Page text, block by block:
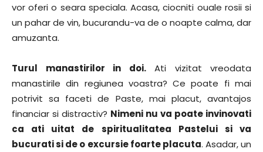
vor oferi o seara speciala. Acasa, ciocniti ouale rosii si
un pahar de vin, bucurandu-va de o noapte calma, dar
amuzanta.
Turul manastirilor in doi.Ati vizitat vreodata
manastirile din regiunea voastra? Ce poate fi mai
potrivit sa faceti de Paste, mai placut, avantajos
financiar si distractiv? Nimeni nu va poate invinovati
ca ati uitat de spiritualitatea Pastelui si va
bucurati si de o excursie foarte placuta. Asadar, un